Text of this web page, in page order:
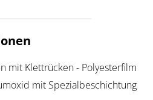
mit Klettrücken - Polyesterfilm
mit Spezialbeschichtung